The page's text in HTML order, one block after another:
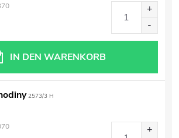
IN DEN WARENKORB
2573/3 H